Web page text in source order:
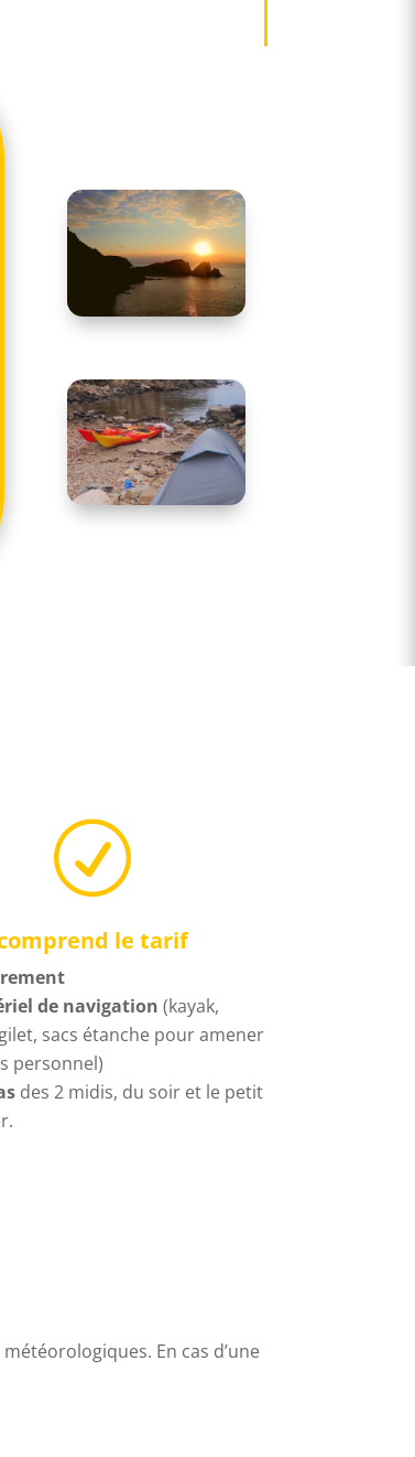
R
le tarif
de navigation (kayak,
sacs étanche pour amener
personnel)
des 2 midis, du soir et le petit
En cas d’une